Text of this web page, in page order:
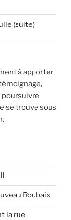
(suite)
à apporter
poursuivre
se trouve sous
Roubaix
la rue